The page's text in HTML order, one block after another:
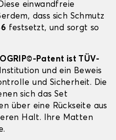
einwandfreie
dass sich Schmutz
festsetzt, und sorgt so
Patent ist TÜV-
und ein Beweis
und Sicherheit. Die
sich das Set
über eine Rückseite aus
Halt. Ihre Matten